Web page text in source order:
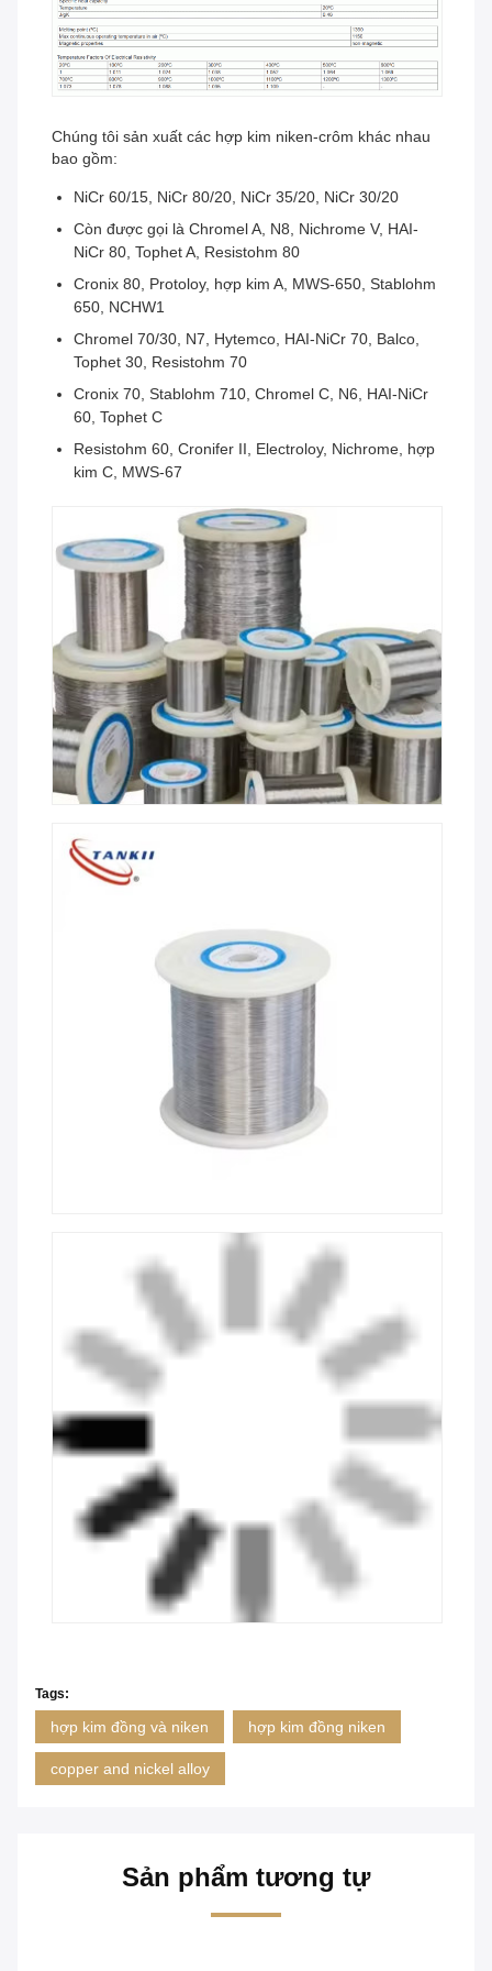
Chúng tôi sản xuất các hợp kim niken-crôm khác nhau
bao gồm:
NiCr 60/15, NiCr 80/20, NiCr 35/20, NiCr 30/20
Còn được gọi là Chromel A, N8, Nichrome V, HAI-
NiCr 80, Tophet A, Resistohm 80
Cronix 80, Protoloy, hợp kim A, MWS-650, Stablohm
650, NCHW1
Chromel 70/30, N7, Hytemco, HAI-NiCr 70, Balco,
Tophet 30, Resistohm 70
Cronix 70, Stablohm 710, Chromel C, N6, HAI-NiCr
60, Tophet C
Resistohm 60, Cronifer II, Electroloy, Nichrome, hợp
kim C, MWS-67
Tags:
hợp kim đồng và niken hợp kim đồng niken
copper and nickel alloy
Sản phẩm tương tự